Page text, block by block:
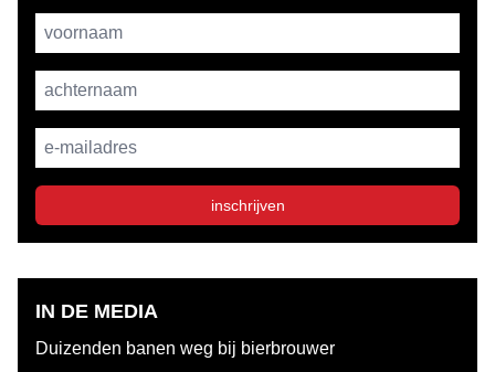
Username
achternaam
E-mailadres
inschrijven
IN DE MEDIA
Duizenden banen weg bij bierbrouwer